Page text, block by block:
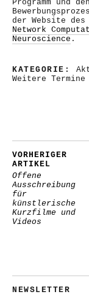
Programm und den
der Website des
Network
Neuroscience .
KATEGORIE:
Weitere Termine
VORHERIGER
ARTIKEL
Offene
Ausschreibung
für
künstlerische
Kurzfilme und
Videos
NEWSLETTER